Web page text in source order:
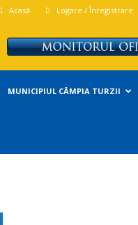
Acasă Logare / Înregistrare
MUNICIPIUL CÂMPIA TURZII